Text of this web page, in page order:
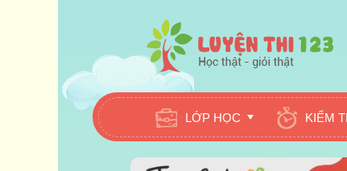
LỚP HỌC KIỂM